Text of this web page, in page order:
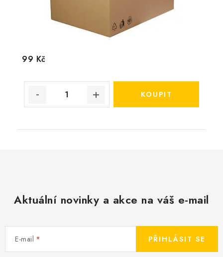
99 Kč
Aktuální novinky a akce na váš e-mail
E-mail PŘIHLÁSIT SE